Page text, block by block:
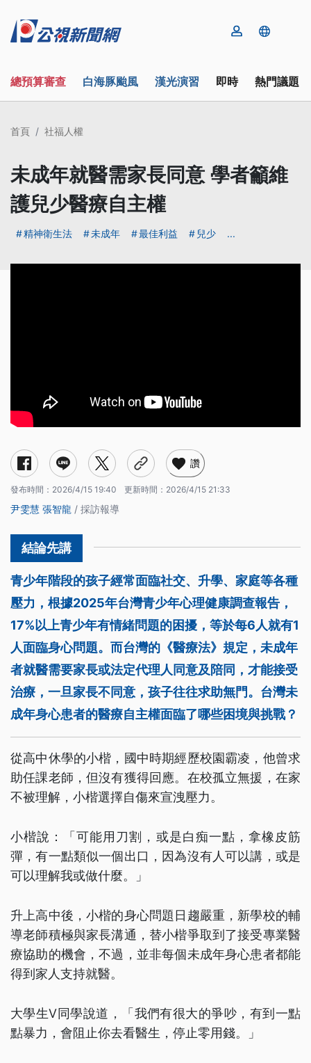
總預算審查 白海豚颱風 漢光演習 即時 熱門議題
首頁 社福人權
未成年就醫需家長同意 學者籲維
護兒少醫療自主權
精神衛生法 未成年 最佳利益 兒少 ...
讚
發布時間： 2026/4/15 19:40 更新時間： 2026/4/15 21:33
尹雯慧 張智龍 / 採訪報導
青少年階段的孩子經常面臨社交、升學、家庭等各種
壓力，根據2025年台灣青少年心理健康調查報告，
17%以上青少年有情緒問題的困擾，等於每6人就有1
人面臨身心問題。而台灣的《醫療法》規定，未成年
者就醫需要家長或法定代理人同意及陪同，才能接受
治療，一旦家長不同意，孩子往往求助無門。台灣未
成年身心患者的醫療自主權面臨了哪些困境與挑戰？
從高中休學的小楷，國中時期經歷校園霸凌，他曾求
助任課老師，但沒有獲得回應。在校孤立無援，在家
不被理解，小楷選擇自傷來宣洩壓力。
小楷說：「可能用刀割，或是白痴一點，拿橡皮筋
彈，有一點類似一個出口，因為沒有人可以講，或是
可以理解我或做什麼。」
升上高中後，小楷的身心問題日趨嚴重，新學校的輔
導老師積極與家長溝通，替小楷爭取到了接受專業醫
療協助的機會，不過，並非每個未成年身心患者都能
得到家人支持就醫。
大學生V同學說道，「我們有很大的爭吵，有到一點
點暴力，會阻止你去看醫生，停止零用錢。」